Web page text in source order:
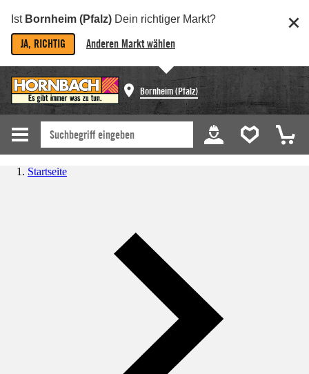
Ist Bornheim (Pfalz) Dein richtiger Markt?
JA, RICHTIG Anderen Markt wählen
Bornheim (Pfalz)
Startseite